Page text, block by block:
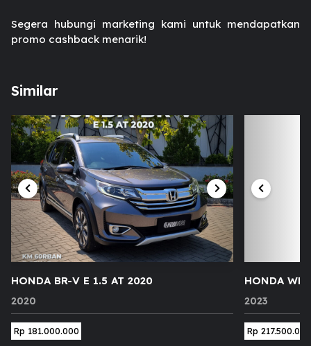
Segera hubungi marketing kami untuk mendapatkan
promo cashback menarik!
Similar
HONDA BR-V E 1.5 AT 2020
2020
Rp 181.000.000
HONDA
2023
Rp 217.500.000